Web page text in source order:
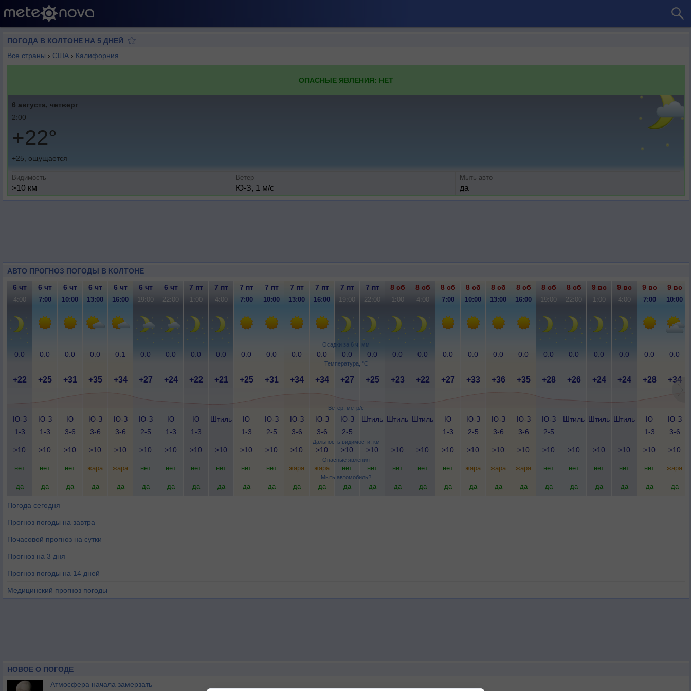
ПОГОДА В КОЛТОНЕ НА 5 ДНЕЙ
Все страны › США › Калифорния
ОПАСНЫЕ ЯВЛЕНИЯ: НЕТ
6 августа, четверг
2:00
+22°
+25, ощущается
Видимость
>10 км
Ветер
Ю-З, 1 м/с
Мыть авто
да
АВТО ПРОГНОЗ ПОГОДЫ В КОЛТОНЕ
Осадки за 6 ч, мм
Температура, °C
Ветер, метр/с
Дальность видимости, км
Опасные явления
Мыть автомобиль?
6 чт 6 чт 6 чт 6 чт 6 чт 6 чт 6 чт 7 пт 7 пт 7 пт 7 пт 7 пт 7 пт 7 пт 7 пт 8 сб 8 сб 8 сб 8 сб 8 сб 8 сб 8 сб 8 сб 9 вс 9 вс 9 вс 9 вс
4:00 7:00 10:00 13:00 16:00 19:00 22:00 1:00 4:00 7:00 10:00 13:00 16:00 19:00 22:00 1:00 4:00 7:00 10:00 13:00 16:00 19:00 22:00 1:00 4:00 7:00 10:00
0.0 0.0 0.0 0.0 0.1 0.0 0.0 0.0 0.0 0.0 0.0 0.0 0.0 0.0 0.0 0.0 0.0 0.0 0.0 0.0 0.0 0.0 0.0 0.0 0.0 0.0 0.0
+22 +25 +31 +35 +34 +27 +24 +22 +21 +25 +31 +34 +34 +27 +25 +23 +22 +27 +33 +36 +35 +28 +26 +24 +24 +28 +34
Ю-З
1-3
Ю-З
1-3
Ю
3-6
Ю-З
3-6
Ю-З
3-6
Ю-З
2-5
Ю
1-3
Ю
1-3
Штиль
Ю
1-3
Ю-З
2-5
Ю-З
3-6
Ю-З
3-6
Ю-З
2-5
Штиль Штиль Штиль
Ю
1-3
Ю-З
2-5
Ю-З
3-6
Ю-З
3-6
Ю-З
2-5
Штиль Штиль Штиль
Ю
1-3
Ю-З
3-6
>10 >10 >10 >10 >10 >10 >10 >10 >10 >10 >10 >10 >10 >10 >10 >10 >10 >10 >10 >10 >10 >10 >10 >10 >10 >10 >10
нет нет нет жара жара нет нет нет нет нет нет жара жара нет нет нет нет нет жара жара жара нет нет нет нет нет жара
да да да да да да да да да да да да да да да да да да да да да да да да да да да
Погода сегодня
Прогноз погоды на завтра
Почасовой прогноз на сутки
Прогноз на 3 дня
Прогноз погоды на 14 дней
Медицинский прогноз погоды
НОВОЕ О ПОГОДЕ
Атмосфера начала замерзать